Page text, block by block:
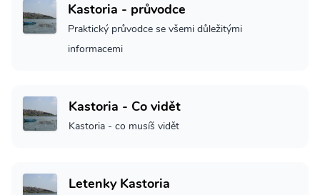
Kastoria - průvodce
Praktický průvodce se všemi důležitými
informacemi
Kastoria - Co vidět
Kastoria - co musíš vidět
Letenky Kastoria